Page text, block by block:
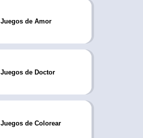
Juegos de Amor
Juegos de Doctor
Juegos de Colorear